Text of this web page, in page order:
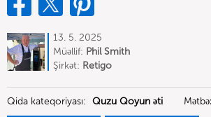
13. 5. 2025
Müəllif: Phil Smith
Şirkət: Retigo
Qida kateqoriyası: Quzu Qoyun əti